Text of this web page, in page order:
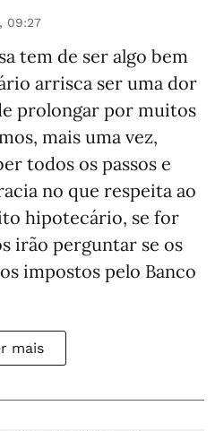
09:27
tem de ser algo bem
arrisca ser uma dor
prolongar por muitos
mais uma vez,
todos os passos e
no que respeita ao
hipotecário, se for
irão perguntar se os
impostos pelo Banco
mais